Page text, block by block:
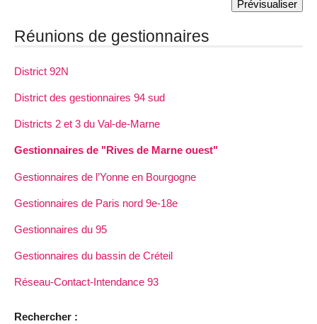
Réunions de gestionnaires
District 92N
District des gestionnaires 94 sud
Districts 2 et 3 du Val-de-Marne
Gestionnaires de "Rives de Marne ouest"
Gestionnaires de l’Yonne en Bourgogne
Gestionnaires de Paris nord 9e-18e
Gestionnaires du 95
Gestionnaires du bassin de Créteil
Réseau-Contact-Intendance 93
Rechercher :